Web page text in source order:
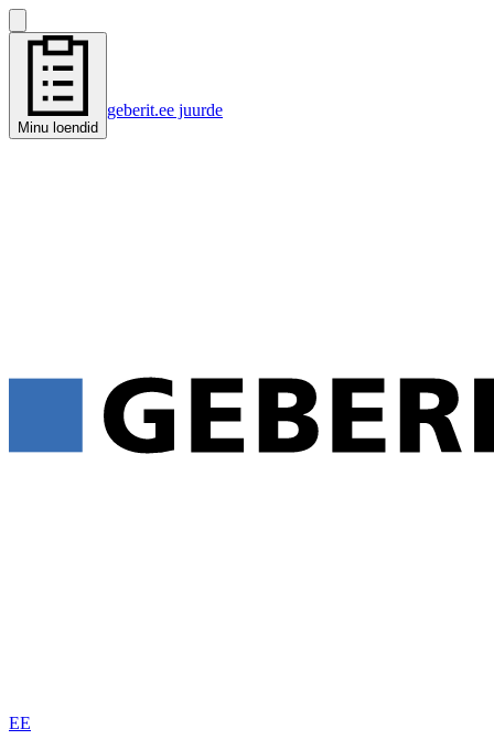
Minu loendid
geberit.ee juurde
EE